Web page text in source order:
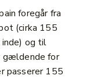
foregår fra
(cirka 155
og til
gældende for
passerer 155